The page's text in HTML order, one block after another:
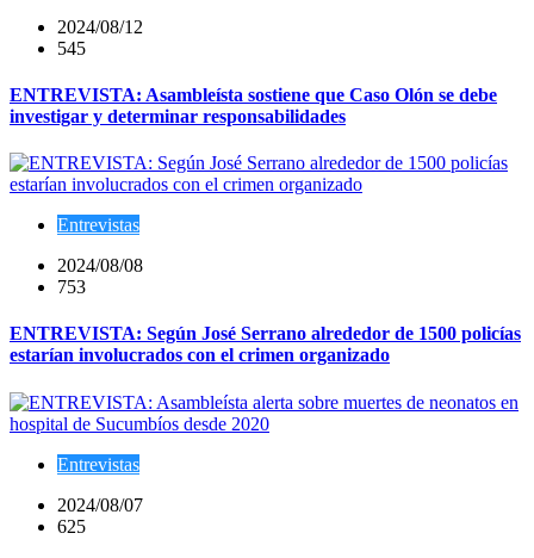
2024/08/12
545
ENTREVISTA: Asambleísta sostiene que Caso Olón se debe
investigar y determinar responsabilidades
Entrevistas
2024/08/08
753
ENTREVISTA: Según José Serrano alrededor de 1500 policías
estarían involucrados con el crimen organizado
Entrevistas
2024/08/07
625